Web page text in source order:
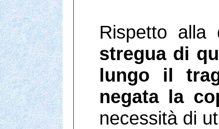
Rispetto
stregua di
lungo il
negata la
necessità di